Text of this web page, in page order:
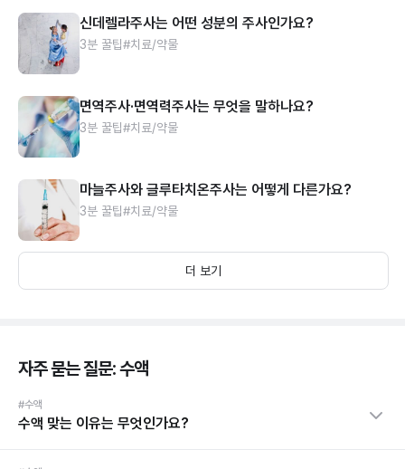
신데렐라주사는 어떤 성분의 주사인가요?
3분 꿀팁#치료/약물
면역주사·면역력주사는 무엇을 말하나요?
3분 꿀팁#치료/약물
마늘주사와 글루타치온주사는 어떻게 다른가요?
3분 꿀팁#치료/약물
더 보기
자주 묻는 질문: 수액
#수액
수액 맞는 이유는 무엇인가요?